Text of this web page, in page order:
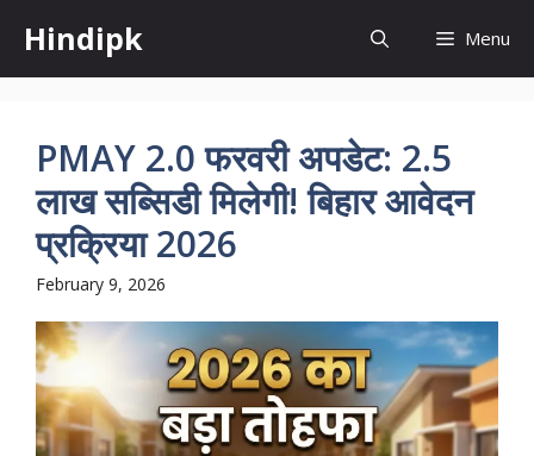
content
Hindipk Menu
PMAY 2.0 फरवरी अपडेट: 2.5
लाख सब्सिडी मिलेगी! बिहार आवेदन
प्रक्रिया 2026
February 9, 2026